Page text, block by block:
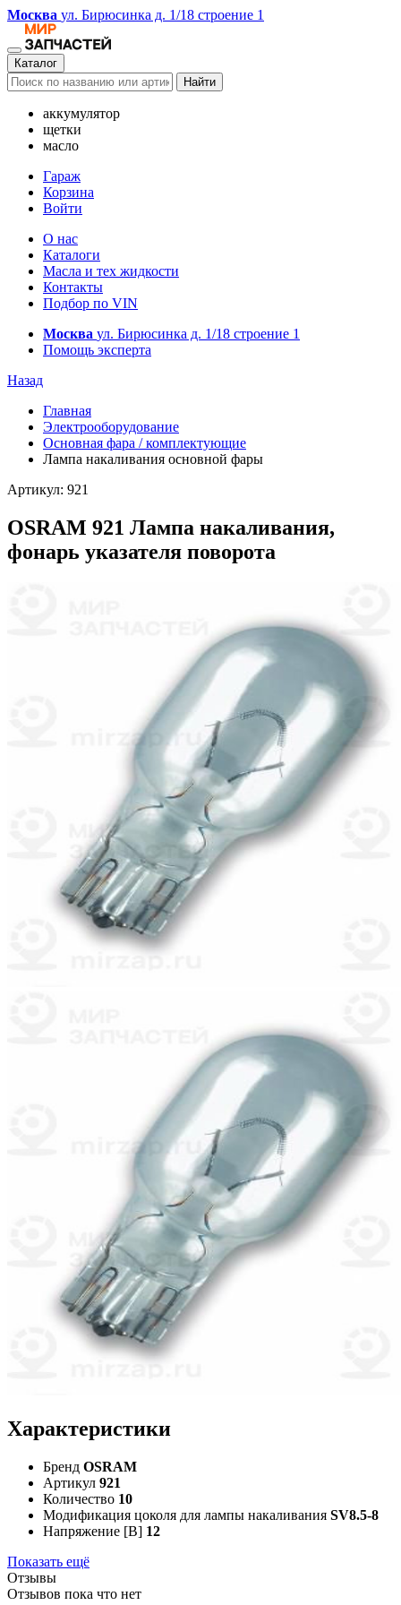
Москва ул. Бирюсинка д. 1/18 строение 1
Каталог
Найти
аккумулятор
щетки
масло
Гараж
Корзина
Войти
О нас
Каталоги
Масла и тех жидкости
Контакты
Подбор по VIN
Москва ул. Бирюсинка д. 1/18 строение 1
Помощь эксперта
Назад
Главная
Электрооборудование
Основная фара / комплектующие
Лампа накаливания основной фары
Артикул: 921
OSRAM 921 Лампа накаливания,
фонарь указателя поворота
Характеристики
Бренд OSRAM
Артикул 921
Количество 10
Модификация цоколя для лампы накаливания SV8.5-8
Напряжение [В] 12
Показать ещё
Отзывы
Отзывов пока что нет